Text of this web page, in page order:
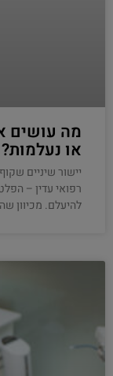
מה עושים
או נעלמות?
יישור שיניים
רפואי עדין –
להיעלם. מכיוון